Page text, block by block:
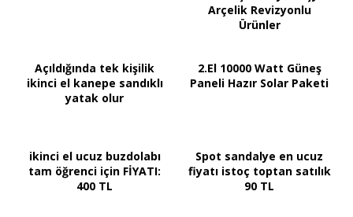
Arçelik Revizyonlu
Ürünler
Açıldığında tek kişilik
ikinci el kanepe sandıklı
yatak olur
2.El 10000 Watt Güneş
Paneli Hazır Solar Paketi
ikinci el ucuz buzdolabı
tam öğrenci için FİYATI:
400 TL
Spot sandalye en ucuz
fiyatı istoç toptan satılık
90 TL